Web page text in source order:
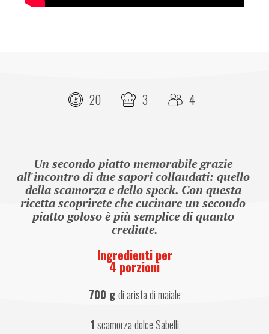
20 3 4
Un secondo piatto memorabile grazie
all'incontro di due sapori collaudati: quello
della scamorza e dello speck. Con questa
ricetta scoprirete che cucinare un secondo
piatto goloso è più semplice di quanto
crediate.
Ingredienti per
4 porzioni
700 g di arista di maiale
1 scamorza dolce Sabelli